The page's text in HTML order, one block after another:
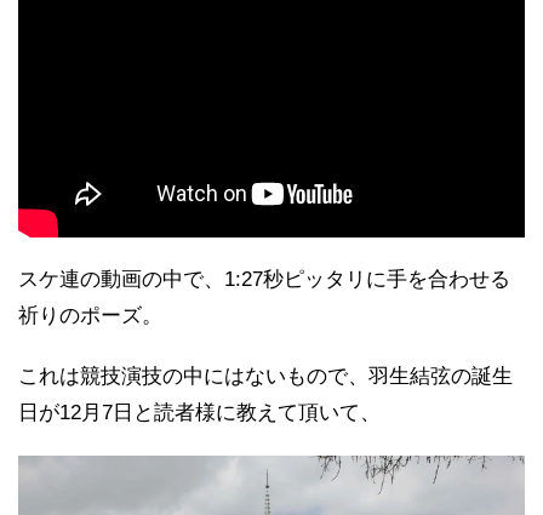
スケ連の動画の中で、1:27秒ピッタリに手を合わせる
祈りのポーズ。
これは競技演技の中にはないもので、羽生結弦の誕生
日が12月7日と読者様に教えて頂いて、